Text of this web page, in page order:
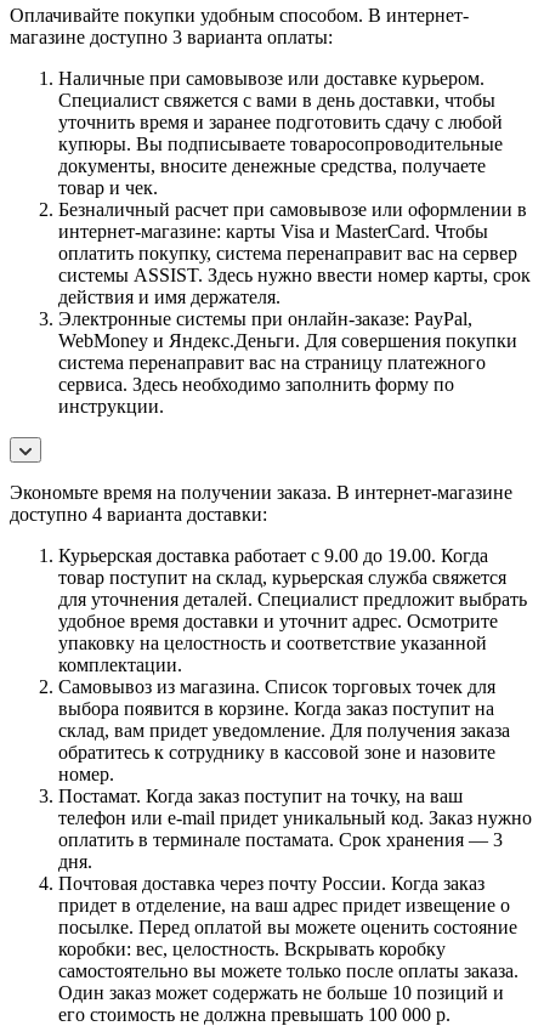
Оплачивайте покупки удобным способом. В интернет-
магазине доступно 3 варианта оплаты:
Наличные при самовывозе или доставке курьером.
Специалист свяжется с вами в день доставки, чтобы
уточнить время и заранее подготовить сдачу с любой
купюры. Вы подписываете товаросопроводительные
документы, вносите денежные средства, получаете
товар и чек.
Безналичный расчет при самовывозе или оформлении в
интернет-магазине: карты Visa и MasterCard. Чтобы
оплатить покупку, система перенаправит вас на сервер
системы ASSIST. Здесь нужно ввести номер карты, срок
действия и имя держателя.
Электронные системы при онлайн-заказе: PayPal,
WebMoney и Яндекс.Деньги. Для совершения покупки
система перенаправит вас на страницу платежного
сервиса. Здесь необходимо заполнить форму по
инструкции.
Экономьте время на получении заказа. В интернет-магазине
доступно 4 варианта доставки:
Курьерская доставка работает с 9.00 до 19.00. Когда
товар поступит на склад, курьерская служба свяжется
для уточнения деталей. Специалист предложит выбрать
удобное время доставки и уточнит адрес. Осмотрите
упаковку на целостность и соответствие указанной
комплектации.
Самовывоз из магазина. Список торговых точек для
выбора появится в корзине. Когда заказ поступит на
склад, вам придет уведомление. Для получения заказа
обратитесь к сотруднику в кассовой зоне и назовите
номер.
Постамат. Когда заказ поступит на точку, на ваш
телефон или e-mail придет уникальный код. Заказ нужно
оплатить в терминале постамата. Срок хранения — 3
дня.
Почтовая доставка через почту России. Когда заказ
придет в отделение, на ваш адрес придет извещение о
посылке. Перед оплатой вы можете оценить состояние
коробки: вес, целостность. Вскрывать коробку
самостоятельно вы можете только после оплаты заказа.
Один заказ может содержать не больше 10 позиций и
его стоимость не должна превышать 100 000 р.